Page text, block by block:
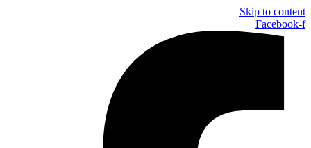
Skip to content
Facebook-f